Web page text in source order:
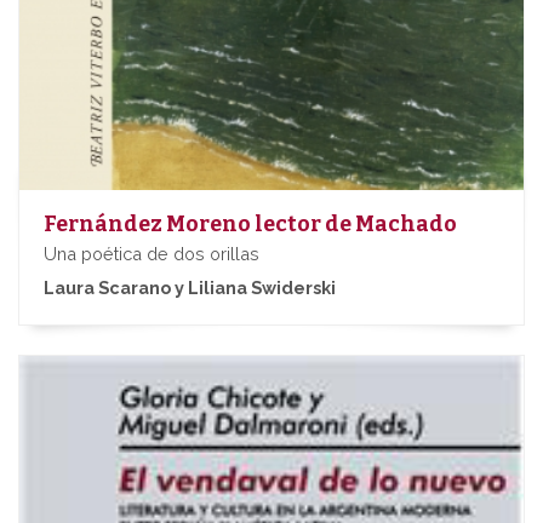
Fernández Moreno lector de Machado
Una poética de dos orillas
Laura Scarano y Liliana Swiderski